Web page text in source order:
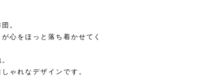
。
心をほっと落ち着かせてく
ゃれなデザインです。